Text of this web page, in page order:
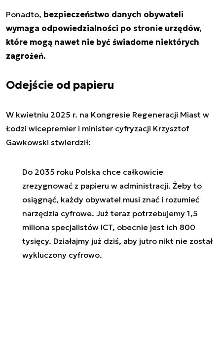
Ponadto, bezpieczeństwo danych obywateli
wymaga odpowiedzialności po stronie urzędów,
które mogą nawet nie być świadome niektórych
zagrożeń.
Odejście od papieru
W kwietniu 2025 r. na Kongresie Regeneracji Miast w
Łodzi wicepremier i minister cyfryzacji Krzysztof
Gawkowski stwierdził:
Do 2035 roku Polska chce całkowicie
zrezygnować z papieru w administracji. Żeby to
osiągnąć, każdy obywatel musi znać i rozumieć
narzędzia cyfrowe. Już teraz potrzebujemy 1,5
miliona specjalistów ICT, obecnie jest ich 800
tysięcy. Działajmy już dziś, aby jutro nikt nie został
wykluczony cyfrowo.